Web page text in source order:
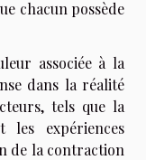
chacun possède
associée à la
dans la réalité
tels que la
les expériences
de la contraction